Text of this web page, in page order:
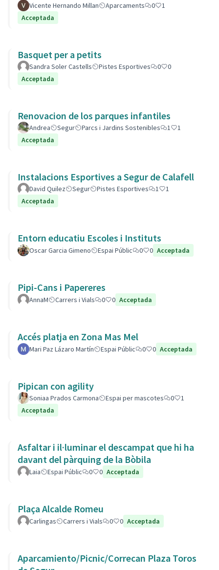
Vicente Hernando Millan Aparcaments 0
1
Acceptada
Basquet per a petits
Sandra Soler Castells Pistes Esportives 0
0
Acceptada
Renovacion de los parques infantiles
Andrea Segur Parcs i Jardins Sostenibles 1
1
Acceptada
Instalacions Esportives a Segur de Calafell
David Quilez Segur Pistes Esportives 1
1
Acceptada
Entorn educatiu Escoles i Instituts
Oscar Garcia Gimeno Espai Públic 0 0 Acceptada
Pipi-Cans i Papereres
AnnaM Carrers i Vials 0 0 Acceptada
Accés platja en Zona Mas Mel
Mari Paz Lázaro Martín Espai Públic 0 0 Acceptada
Pipican con agility
Soniaa Prados Carmona Espai per mascotes 0
1
Acceptada
Asfaltar i il·luminar el descampat que hi ha
davant del pàrquing de la Bòbila
Laia Espai Públic 0 0 Acceptada
Plaça Alcalde Romeu
Carlingas Carrers i Vials 0 0 Acceptada
Aparcamiento/Picnic/Correcan Plaza Toros